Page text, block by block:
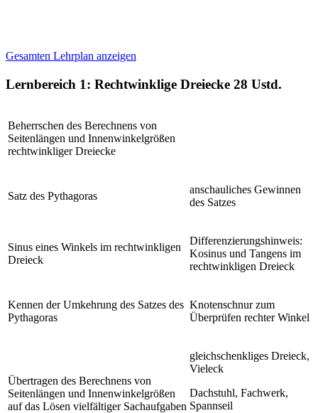
Gesamten Lehrplan anzeigen
Lernbereich 1: Rechtwinklige Dreiecke 28 Ustd.
Beherrschen des Berechnens von
Seitenlängen und Innenwinkelgrößen
rechtwinkliger Dreiecke
Satz des Pythagoras
anschauliches Gewinnen
des Satzes
Sinus eines Winkels im rechtwinkligen
Dreieck
Differenzierungshinweis:
Kosinus und Tangens im
rechtwinkligen Dreieck
Kennen der Umkehrung des Satzes des
Pythagoras
Knotenschnur zum
Überprüfen rechter Winkel
Übertragen des Berechnens von
Seitenlängen und Innenwinkelgrößen
auf das Lösen vielfältiger Sachaufgaben
gleichschenkliges Dreieck,
Vieleck
Dachstuhl, Fachwerk,
Spannseil